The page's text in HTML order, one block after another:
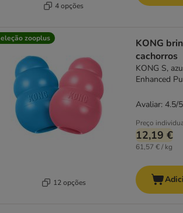
4 opções
zooplus
12 opções
KONG
cachorros
KONG S,
Enhanced
Preço
12,19 €
61,57 € / kg
Avaliar: 4.5/5